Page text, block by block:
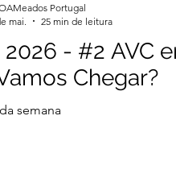
- #2 AVC
Chegar?
semana
Portugal
mai.
25 min de leitura